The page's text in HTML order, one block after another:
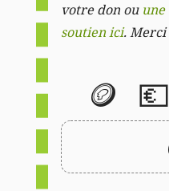
votre don ou
soutien ici. Merci
🪙 💶